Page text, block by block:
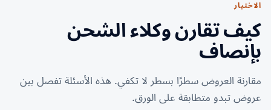
الاختيار
كيف تقارن وكلاء الشحن
بإنصاف
مقارنة العروض سطرًا بسطر لا تكفي. هذه الأسئلة تفصل بين
عروض تبدو متطابقة على الورق.